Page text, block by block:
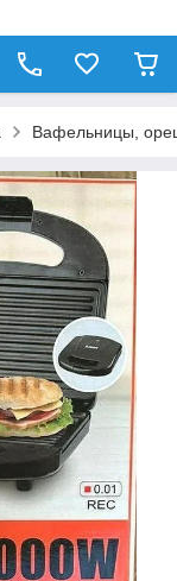
Вафельницы,